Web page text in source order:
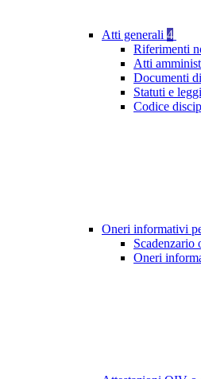
Atti generali 4
Riferimenti
Atti
Documenti
Statuti e
Codice
Oneri informativi
Scadenzario
Oneri